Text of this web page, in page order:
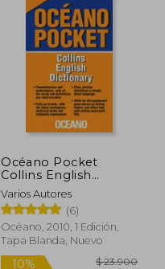
50%
dcto.
Océano Pocket
Collins English
Dictionary (en Inglés)
Varios Autores
(6)
Océano, 2010, 1 Edición,
Tapa Blanda, Nuevo